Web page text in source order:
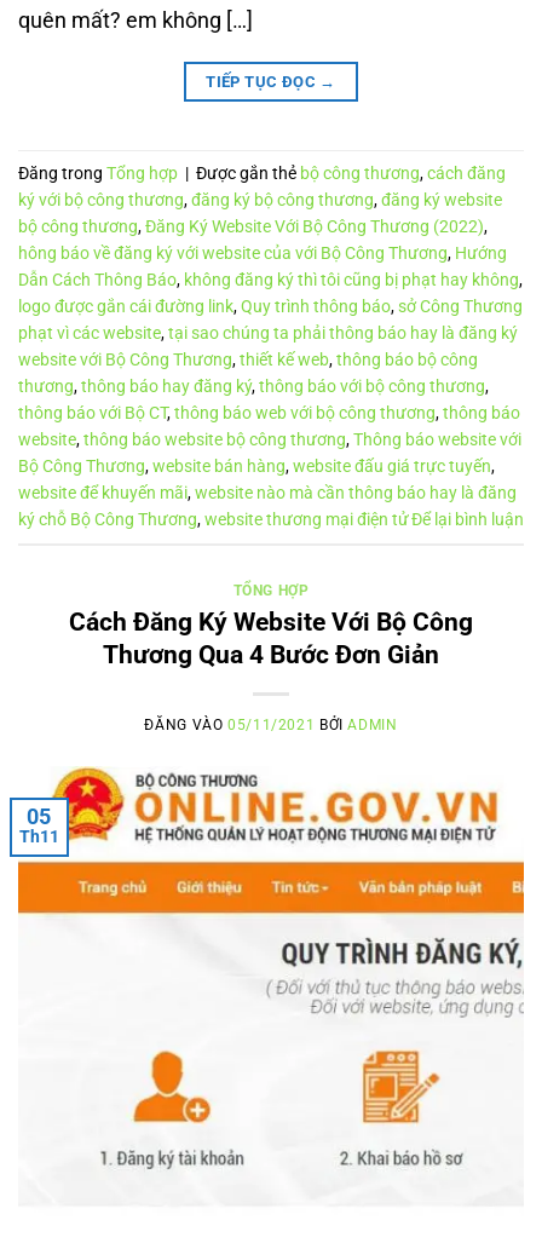
quên mất? em không […]
TIẾP TỤC ĐỌC →
Đăng trong Tổng hợp | Được gắn thẻ bộ công thương,cách đăng
ký với bộ công thương,đăng ký bộ công thương,đăng ký website
bộ công thương,Đăng Ký Website Với Bộ Công Thương (2022),
hông báo về đăng ký với website của với Bộ Công Thương, Hướng
Dẫn Cách Thông Báo, không đăng ký thì tôi cũng bị phạt hay không,
logo được gắn cái đường link,Quy trình thông báo,sở Công Thương
phạt vì các website,tại sao chúng ta phải thông báo hay là đăng ký
website với Bộ Công Thương,thiết kế web,thông báo bộ công
thương,thông báo hay đăng ký,thông báo với bộ công thương,
thông báo với Bộ CT,thông báo web với bộ công thương,thông báo
website,thông báo website bộ công thương,Thông báo website với
Bộ Công Thương,website bán hàng,website đấu giá trực tuyến,
website để khuyến mãi,website nào mà cần thông báo hay là đăng
ký chỗ Bộ Công Thương,website thương mại điện tửĐể lại bình luận
TỔNG HỢP
Cách Đăng Ký Website Với Bộ Công
Thương Qua 4 Bước Đơn Giản
ĐĂNG VÀO05/11/2021 BỞIADMIN
05
Th11